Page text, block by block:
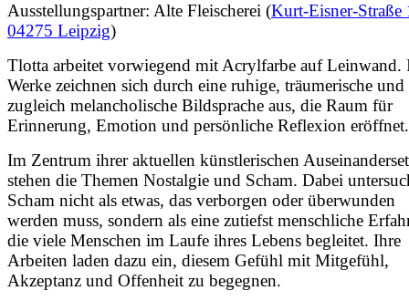
Ausstellungspartner: Alte Fleischerei (Kurt-Eisner-Straße
04275 Leipzig)
Tlotta arbeitet vorwiegend mit Acrylfarbe auf Leinwand.
Werke zeichnen sich durch eine ruhige, träumerische und
zugleich melancholische Bildsprache aus, die Raum für
Erinnerung, Emotion und persönliche Reflexion eröffnet.
Im Zentrum ihrer aktuellen künstlerischen
stehen die Themen Nostalgie und Scham. Dabei
Scham nicht als etwas, das verborgen oder überwunden
werden muss, sondern als eine zutiefst menschliche
die viele Menschen im Laufe ihres Lebens begleitet. Ihre
Arbeiten laden dazu ein, diesem Gefühl mit Mitgefühl,
Akzeptanz und Offenheit zu begegnen.